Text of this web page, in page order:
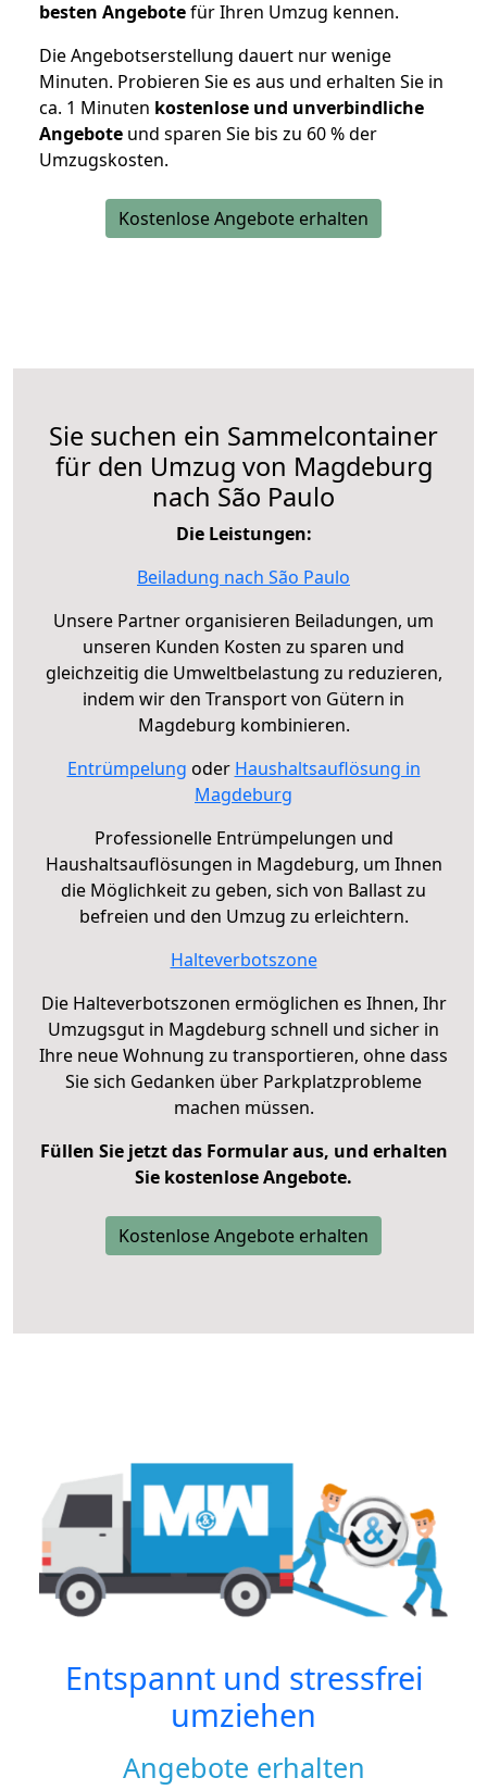
besten Angebotefür Ihren Umzug kennen.
Die Angebotserstellung dauert nur wenige
Minuten. Probieren Sie es aus und erhalten Sie in
ca. 1 Minuten kostenlose und unverbindliche
Angebote und sparen Sie bis zu 60 % der
Umzugskosten.
Kostenlose Angebote erhalten
Sie suchen ein Sammelcontainer
für den Umzug von Magdeburg
nach São Paulo
Die Leistungen:
Beiladung nach São Paulo
Unsere Partner organisieren Beiladungen, um
unseren Kunden Kosten zu sparen und
gleichzeitig die Umweltbelastung zu reduzieren,
indem wir den Transport von Gütern in
Magdeburg kombinieren.
Entrümpelung oder Haushaltsauflösung in
Magdeburg
Professionelle Entrümpelungen und
Haushaltsauflösungen in Magdeburg, um Ihnen
die Möglichkeit zu geben, sich von Ballast zu
befreien und den Umzug zu erleichtern.
Halteverbotszone
Die Halteverbotszonen ermöglichen es Ihnen, Ihr
Umzugsgut in Magdeburg schnell und sicher in
Ihre neue Wohnung zu transportieren, ohne dass
Sie sich Gedanken über Parkplatzprobleme
machen müssen.
Füllen Sie jetzt das Formular aus, und erhalten
Sie kostenlose Angebote.
Kostenlose Angebote erhalten
Entspannt und stressfrei
umziehen
Angebote erhalten